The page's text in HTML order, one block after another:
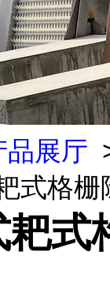
品展厅
式格栅
耙式